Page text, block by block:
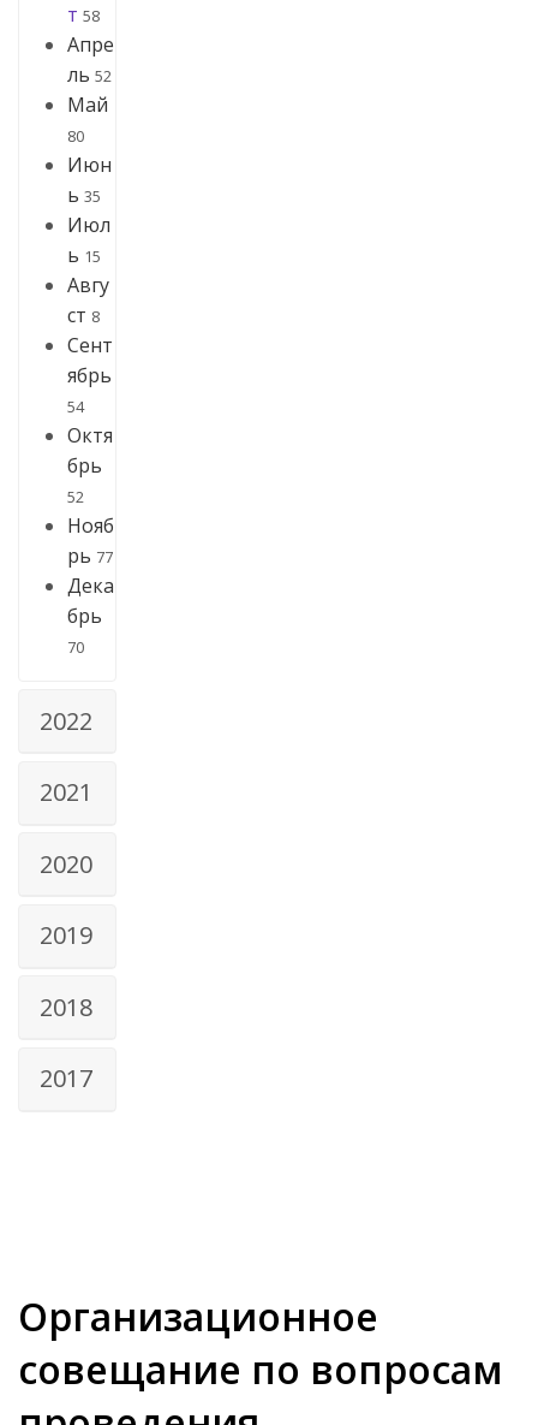
т 58
Апре
ль 52
Май
80
Июн
ь 35
Июл
ь 15
Авгу
ст 8
Сент
ябрь
54
Октя
брь
52
Нояб
рь 77
Дека
брь
70
2022
2021
2020
2019
2018
2017
Организационное
совещание по вопросам